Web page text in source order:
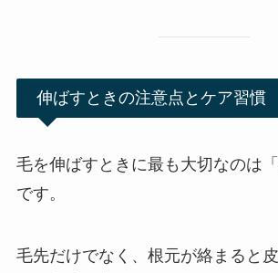
伸ばすときの注意点とケア習慣
毛を伸ばすときに最も大切なのは「
です。
毛先だけでなく、根元が絡まると